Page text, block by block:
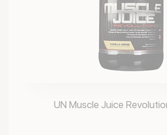
UN Muscle Juice